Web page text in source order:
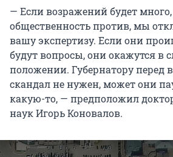
— Если возражений будет
общественность против, мы
вашу экспертизу. Если они
будут вопросы, они окажутся в
положении. Губернатору перед
скандал не нужен, может они
какую-то, — предположил
наук Игорь Коновалов.